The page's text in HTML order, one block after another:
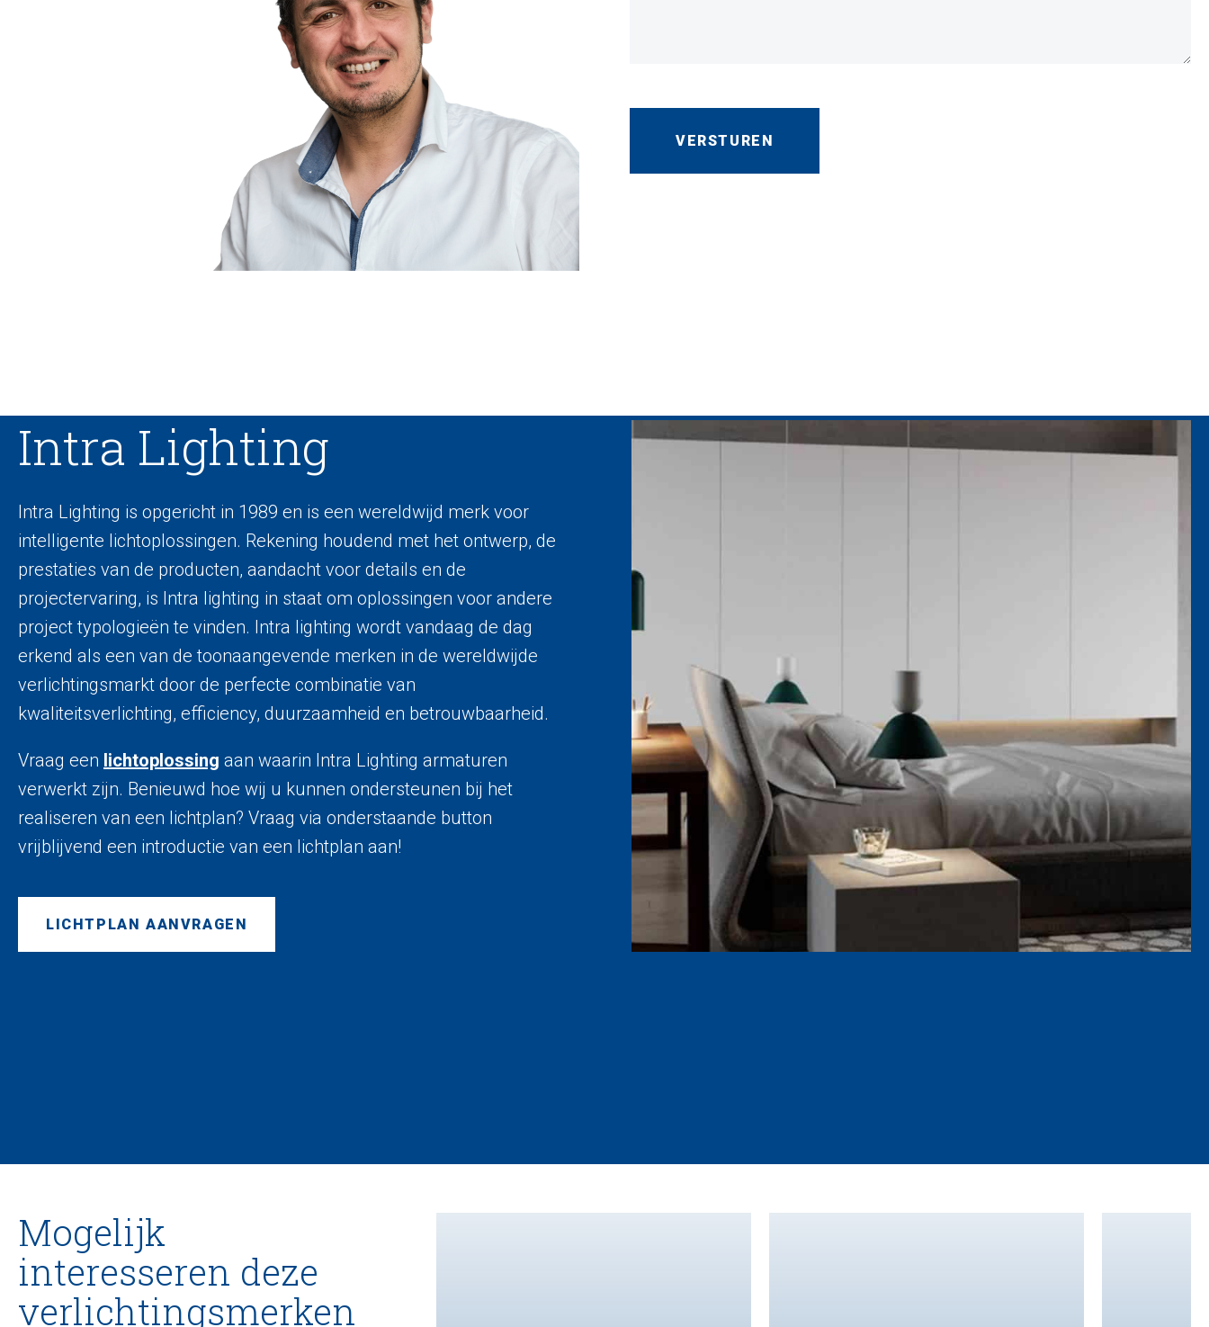
Intra Lighting
Intra Lighting is opgericht in 1989 en is een wereldwijd merk voor
intelligente lichtoplossingen. Rekening houdend met het ontwerp, de
prestaties van de producten, aandacht voor details en de
projectervaring, is Intra lighting in staat om oplossingen voor andere
project typologieën te vinden. Intra lighting wordt vandaag de dag
erkend als een van de toonaangevende merken in de wereldwijde
verlichtingsmarkt door de perfecte combinatie van
kwaliteitsverlichting, efficiency, duurzaamheid en betrouwbaarheid.
Vraag een lichtoplossing aan waarin Intra Lighting armaturen
verwerkt zijn. Benieuwd hoe wij u kunnen ondersteunen bij het
realiseren van een lichtplan? Vraag via onderstaande button
vrijblijvend een introductie van een lichtplan aan!
LICHTPLAN AANVRAGEN
Mogelijk
interesseren deze
verlichtingsmerken